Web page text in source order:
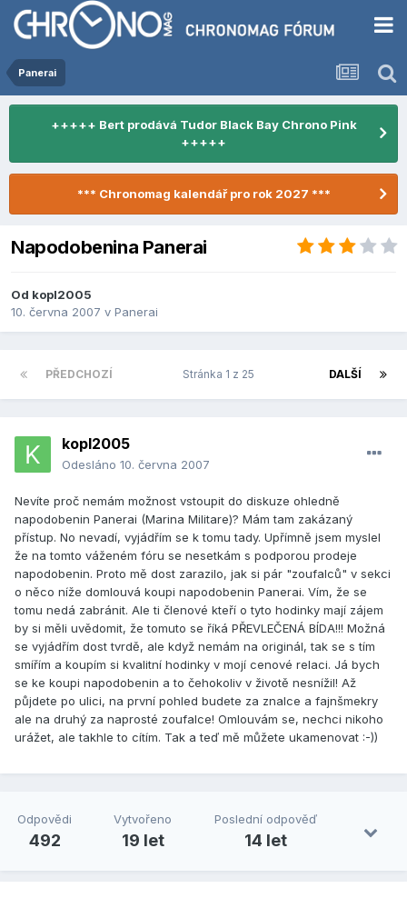
Panerai
+++++ Bert prodává Tudor Black Bay Chrono Pink
+++++
*** Chronomag kalendář pro rok 2027 ***
Napodobenina Panerai
Od kopl2005
10. června 2007 v Panerai
PŘEDCHOZÍ DALŠÍ
Stránka 1 z 25
kopl2005
Odesláno 10. června 2007
Nevíte proč nemám možnost vstoupit do diskuze ohledně
napodobenin Panerai (Marina Militare)? Mám tam zakázaný
přístup. No nevadí, vyjádřím se k tomu tady. Upřímně jsem myslel
že na tomto váženém fóru se nesetkám s podporou prodeje
napodobenin. Proto mě dost zarazilo, jak si pár "zoufalců" v sekci
o něco níže domlouvá koupi napodobenin Panerai. Vím, že se
tomu nedá zabránit. Ale ti členové kteří o tyto hodinky mají zájem
by si měli uvědomit, že tomuto se říká PŘEVLEČENÁ BÍDA!!! Možná
se vyjádřím dost tvrdě, ale když nemám na originál, tak se s tím
smířím a koupím si kvalitní hodinky v mojí cenové relaci. Já bych
se ke koupi napodobenin a to čehokoliv v životě nesnížil! Až
půjdete po ulici, na první pohled budete za znalce a fajnšmekry
ale na druhý za naprosté zoufalce! Omlouvám se, nechci nikoho
urážet, ale takhle to cítím. Tak a teď mě můžete ukamenovat :-))
Odpovědi
492
Vytvořeno
19 let
Poslední odpověď
14 let